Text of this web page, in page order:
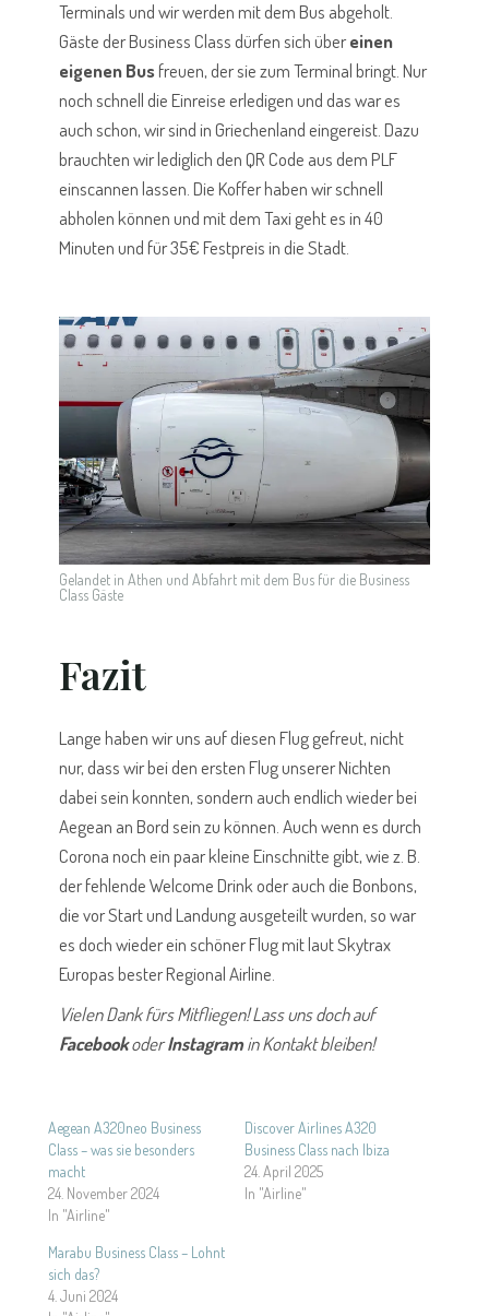
Terminals und wir werden mit dem Bus abgeholt.
Gäste der Business Class dürfen sich übereinen
eigenen Busfreuen, der sie zum Terminal bringt. Nur
noch schnell die Einreise erledigen und das war es
auch schon, wir sind in Griechenland eingereist. Dazu
brauchten wir lediglich den QR Code aus dem PLF
einscannen lassen. Die Koffer haben wir schnell
abholen können und mit dem Taxi geht es in 40
Minuten und für 35€ Festpreis in die Stadt.
Gelandet in Athen und Abfahrt mit dem Bus für die Business
Class Gäste
Fazit
Lange haben wir uns auf diesen Flug gefreut, nicht
nur, dass wir bei den ersten Flug unserer Nichten
dabei sein konnten, sondern auch endlich wieder bei
Aegean an Bord sein zu können. Auch wenn es durch
Corona noch ein paar kleine Einschnitte gibt, wie z. B.
der fehlende Welcome Drink oder auch die Bonbons,
die vor Start und Landung ausgeteilt wurden, so war
es doch wieder ein schöner Flug mit laut Skytrax
Europas bester Regional Airline.
Vielen Dank fürs Mitfliegen! Lass uns doch auf
FacebookoderInstagramin Kontakt bleiben!
Aegean A320neo Business
Class – was sie besonders
macht
24. November 2024
In "Airline"
Discover Airlines A320
Business Class nach Ibiza
24. April 2025
In "Airline"
Marabu Business Class – Lohnt
sich das?
4. Juni 2024